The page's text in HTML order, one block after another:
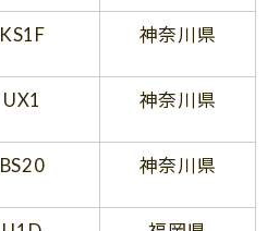
KS1F 神奈川県
UX1 神奈川県
BS20 神奈川県